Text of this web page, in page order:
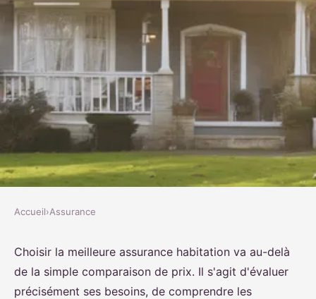
Top conseils pour choisir la
meilleure assurance habitation
Accueil›Assurance
Choisir la meilleure assurance habitation va au-delà
de la simple comparaison de prix. Il s'agit d'évaluer
précisément ses besoins, de comprendre les